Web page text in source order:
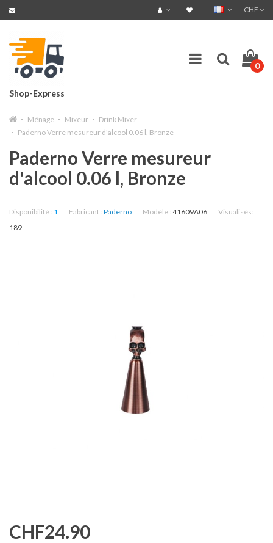
CHF
Shop-Express
0
Ménage Mixeur
Drink Mixer
Paderno Verre mesureur d'alcool 0.06 l, Bronze
Paderno Verre mesureur
d'alcool 0.06 l, Bronze
Disponibilité : 1 Fabricant : Paderno Modèle : 41609A06
Visualisés:
189
CHF24.90